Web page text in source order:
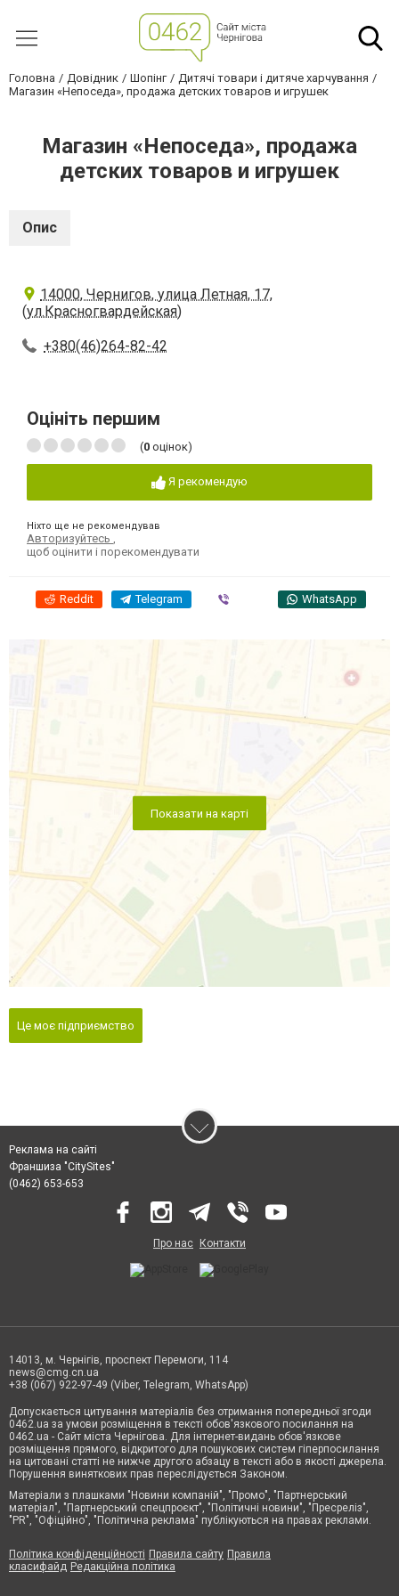
Головна Довідник Шопінг
Дитячі товари і дитяче харчування
Магазин «Непоседа», продажа детских товаров и игрушек
Магазин «Непоседа», продажа
детских товаров и игрушек
Опис
14000, Чернигов, улица Летная, 17,
(ул.Красногвардейская)
+380(46)264-82-42
Оцініть першим
(0 оцінок)
Я рекомендую
Ніхто ще не рекомендував
Авторизуйтесь
щоб оцінити і порекомендувати
Reddit Telegram WhatsApp
Показати на карті
Це моє підприємство
Реклама на сайті
Франшиза "CitySites"
(0462) 653-653
Про нас Контакти
14013, м. Чернігів, проспект Перемоги, 114
news@cmg.cn.ua
+38 (067) 922-97-49 (Viber, Telegram, WhatsApp)
Допускається цитування матеріалів без отримання попередньої згоди
0462.ua за умови розміщення в тексті обов'язкового посилання на
0462.ua - Сайт міста Чернігова. Для інтернет-видань обов'язкове
розміщення прямого, відкритого для пошукових систем гіперпосилання
на цитовані статті не нижче другого абзацу в тексті або в якості джерела.
Порушення виняткових прав переслідується Законом.
Матеріали з плашками "Новини компаній", "Промо", "Партнерський
матеріал", "Партнерський спецпроєкт", "Політичні новини", "Пресреліз",
"PR", "Офіційно", "Політична реклама" публікуються на правах реклами.
Політика конфіденційності Правила сайту Правила
класифайд Редакційна політика